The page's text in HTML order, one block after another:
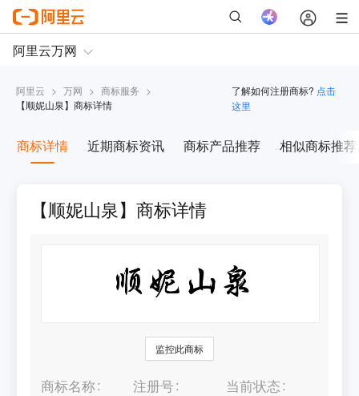
阿里云 > 万网 > 商标服务 >
【顺妮山泉】商标详情
了解如何注册商标? 点击
这里
商标详情 近期商标资讯 商标产品推荐 相似商标推荐
【顺妮山泉】商标详情
监控此商标
商标名称
注册号
当前状态